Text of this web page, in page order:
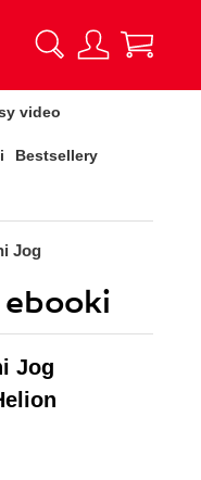
video
Bestsellery
Jog
Jog